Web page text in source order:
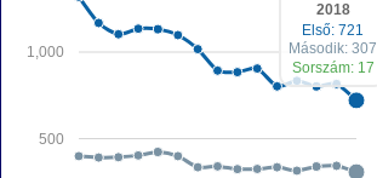
500
1,000
2018
Első: 721
Második: 307
Sorszám: 17